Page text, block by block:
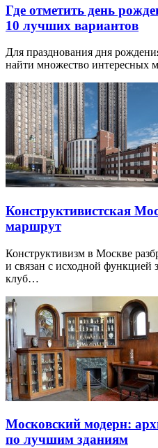
Где отметить день
10 лучших вариантов
Для празднования дня
найти множество интересных
Конструктивистская
маршрут
Конструктивизм в Москве
и связан с исходной
клуб…
Московский модерн:
по лучшим зданиям